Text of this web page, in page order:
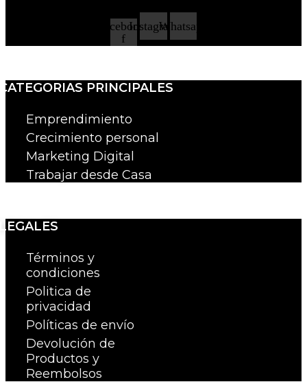
Facebook-
f
InstagramWhatsapp
PRINCIPALES
Emprendimiento
Crecimiento personal
Marketing Digital
Trabajar desde Casa
Términos y
condiciones
Politica de
privacidad
Políticas de envío
Devolución de
Productos y
Reembolsos